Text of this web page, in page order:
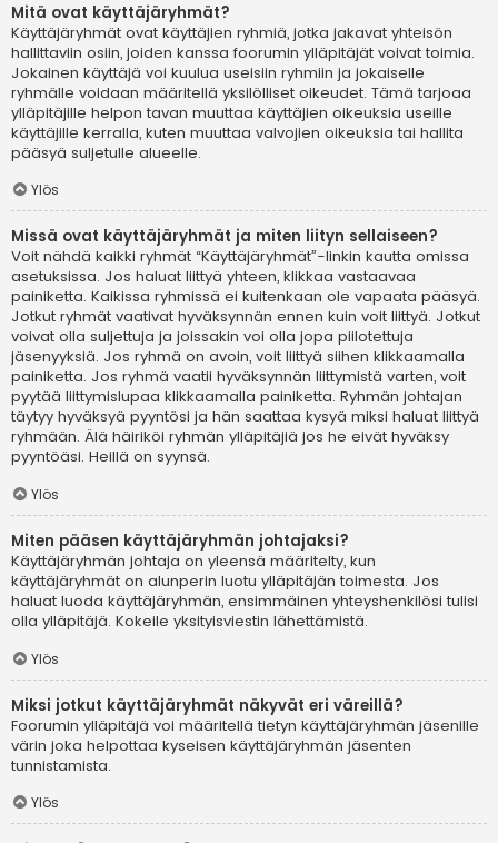
Mitä ovat käyttäjäryhmät?
Käyttäjäryhmät ovat käyttäjien ryhmiä, jotka jakavat yhteisön
hallittaviin osiin, joiden kanssa foorumin ylläpitäjät voivat toimia.
Jokainen käyttäjä voi kuulua useisiin ryhmiin ja jokaiselle
ryhmälle voidaan määritellä yksilölliset oikeudet. Tämä tarjoaa
ylläpitäjille helpon tavan muuttaa käyttäjien oikeuksia useille
käyttäjille kerralla, kuten muuttaa valvojien oikeuksia tai hallita
pääsyä suljetulle alueelle.
Ylös
Missä ovat käyttäjäryhmät ja miten liityn sellaiseen?
Voit nähdä kaikki ryhmät “Käyttäjäryhmät”-linkin kautta omissa
asetuksissa. Jos haluat liittyä yhteen, klikkaa vastaavaa
painiketta. Kaikissa ryhmissä ei kuitenkaan ole vapaata pääsyä.
Jotkut ryhmät vaativat hyväksynnän ennen kuin voit liittyä. Jotkut
voivat olla suljettuja ja joissakin voi olla jopa piilotettuja
jäsenyyksiä. Jos ryhmä on avoin, voit liittyä siihen klikkaamalla
painiketta. Jos ryhmä vaatii hyväksynnän liittymistä varten, voit
pyytää liittymislupaa klikkaamalla painiketta. Ryhmän johtajan
täytyy hyväksyä pyyntösi ja hän saattaa kysyä miksi haluat liittyä
ryhmään. Älä häiriköi ryhmän ylläpitäjiä jos he eivät hyväksy
pyyntöäsi. Heillä on syynsä.
Ylös
Miten pääsen käyttäjäryhmän johtajaksi?
Käyttäjäryhmän johtaja on yleensä määritelty, kun
käyttäjäryhmät on alunperin luotu ylläpitäjän toimesta. Jos
haluat luoda käyttäjäryhmän, ensimmäinen yhteyshenkilösi tulisi
olla ylläpitäjä. Kokeile yksityisviestin lähettämistä.
Ylös
Miksi jotkut käyttäjäryhmät näkyvät eri väreillä?
Foorumin ylläpitäjä voi määritellä tietyn käyttäjäryhmän jäsenille
värin joka helpottaa kyseisen käyttäjäryhmän jäsenten
tunnistamista.
Ylös